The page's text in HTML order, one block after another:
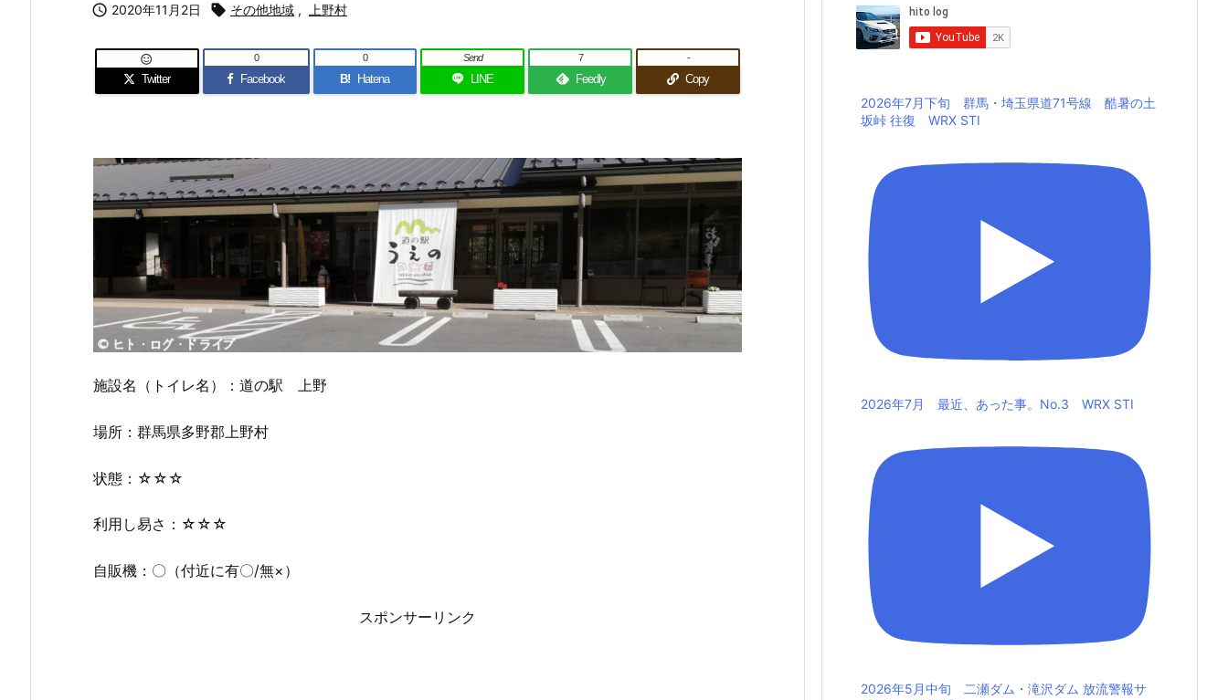
 2020年11月2日  その他地域 , 上野村
Twitter

Facebook
0
B! Hatena
0
LINE
Send
Feedly
7
Copy
-
施設名（トイレ名）：道の駅 上野
場所：群馬県多野郡上野村
状態：☆☆☆
利用し易さ：☆☆☆
自販機：〇（付近に有〇/無×）
スポンサーリンク
2026年7月下旬 群馬・埼玉県道71号線 酷暑の土
坂峠 往復 WRX STI
2026年7月 最近、あった事。No.3 WRX STI
2026年5月中旬 二瀬ダム・滝沢ダム 放流警報サ